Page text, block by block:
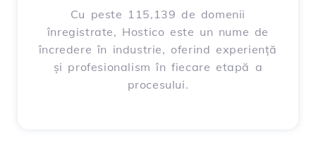
Cu peste 115,139 de domenii
înregistrate, Hostico este un nume de
încredere în industrie, oferind experiență
și profesionalism în fiecare etapă a
procesului.